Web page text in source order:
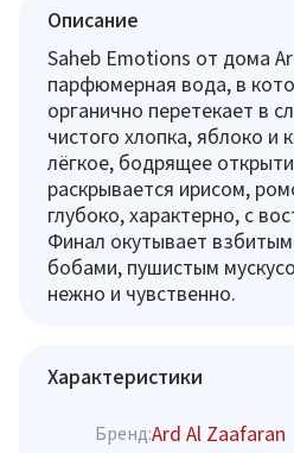
Описание
Saheb Emotions от дома
парфюмерная вода, в
органично перетекает в
чистого хлопка, яблоко и
лёгкое, бодрящее
раскрывается ирисом,
глубоко, характерно, с
Финал окутывает
бобами, пушистым
нежно и чувственно.
Характеристики
Бренд:Ard Al Zaafaran